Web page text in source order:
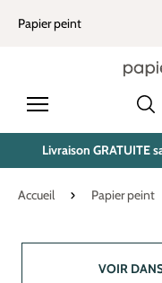
principal
Papier peint
Livraison GRATUITE
Accueil Papier peint
VOIR